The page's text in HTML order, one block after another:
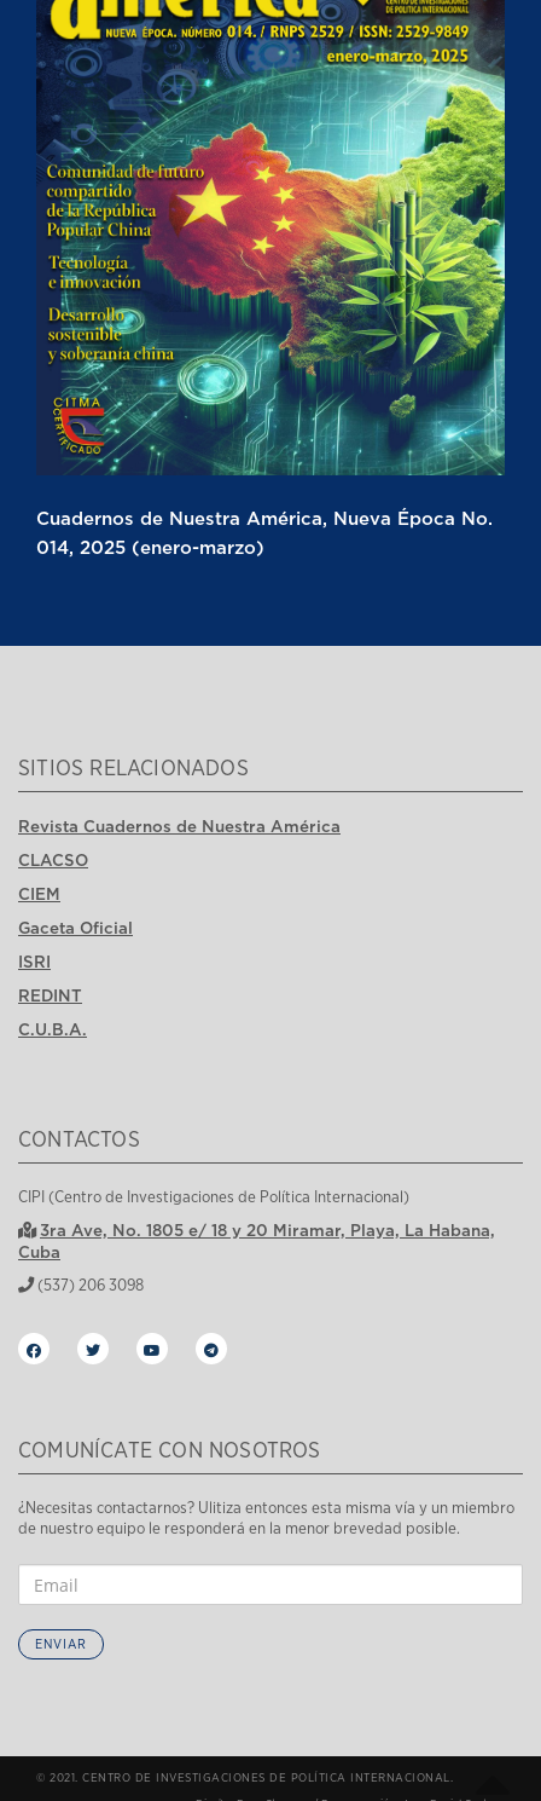
Cuadernos de Nuestra América, Nueva Época No.
014, 2025 (enero-marzo)
SITIOS RELACIONADOS
Revista Cuadernos de Nuestra América
CLACSO
CIEM
Gaceta Oficial
ISRI
REDINT
C.U.B.A.
CONTACTOS
CIPI (Centro de Investigaciones de Política Internacional)
3ra Ave, No. 1805 e/ 18 y 20 Miramar, Playa, La Habana,
Cuba
(537) 206 3098
COMUNÍCATE CON NOSOTROS
¿Necesitas contactarnos? Ulitiza entonces esta misma vía y un miembro
de nuestro equipo le responderá en la menor brevedad posible.
ENVIAR
© 2021. CENTRO DE INVESTIGACIONES DE POLÍTICA INTERNACIONAL.